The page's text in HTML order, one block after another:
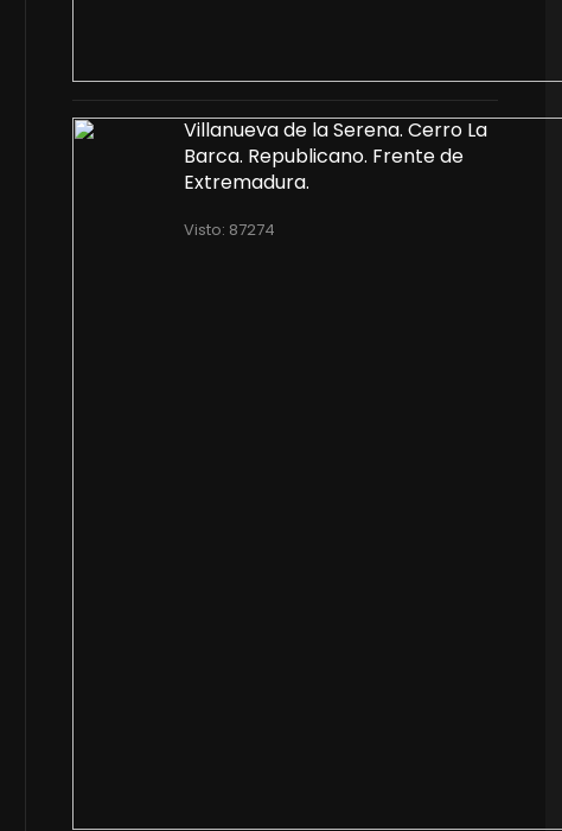
Villanueva de la Serena. Cerro La
Barca. Republicano. Frente de
Extremadura.
Visto: 87274